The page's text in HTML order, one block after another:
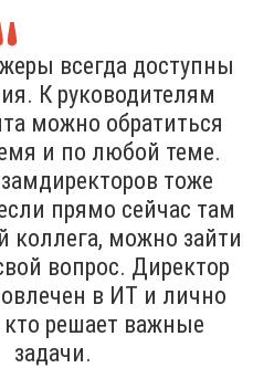
всегда доступны
К руководителям
можно обратиться
и по любой теме.
тоже
прямо сейчас там
коллега, можно зайти
вопрос. Директор
в ИТ и лично
кто решает важные
задачи.